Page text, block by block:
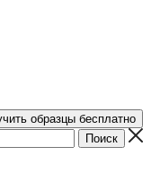
образцы бесплатно